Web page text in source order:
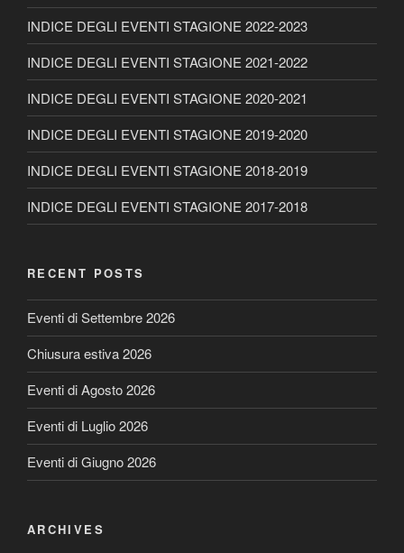
INDICE DEGLI EVENTI STAGIONE 2022-2023
INDICE DEGLI EVENTI STAGIONE 2021-2022
INDICE DEGLI EVENTI STAGIONE 2020-2021
INDICE DEGLI EVENTI STAGIONE 2019-2020
INDICE DEGLI EVENTI STAGIONE 2018-2019
INDICE DEGLI EVENTI STAGIONE 2017-2018
RECENT POSTS
Eventi di Settembre 2026
Chiusura estiva 2026
Eventi di Agosto 2026
Eventi di Luglio 2026
Eventi di Giugno 2026
ARCHIVES